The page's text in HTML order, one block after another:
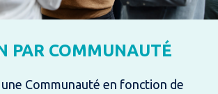
PAR COMMUNAUTÉ
Communauté en fonction de